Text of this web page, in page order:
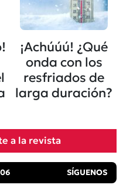
¡Achúúú! ¿Qué
onda con los
resfriados de
larga duración?
a la revista
SÍGUENOS